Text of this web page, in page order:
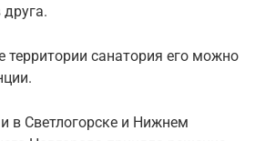
территории санатория его можно
в Светлогорске и Нижнем